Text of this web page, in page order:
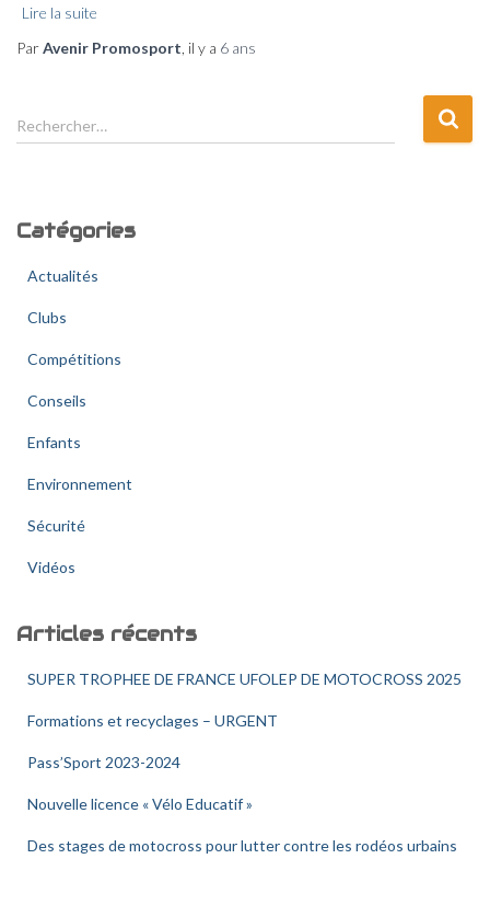
Lire la suite
ParAvenir Promosport , il y a 6 ans
e
r
Rechercher…
Catégories
Actualités
Clubs
Compétitions
Conseils
Enfants
Environnement
Sécurité
Vidéos
Articles récents
SUPER TROPHEE DE FRANCE UFOLEP DE MOTOCROSS 2025
Formations et recyclages – URGENT
Pass’Sport 2023-2024
Nouvelle licence « Vélo Educatif »
Des stages de motocross pour lutter contre les rodéos urbains